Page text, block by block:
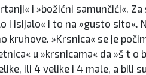
i »božićni samunčići«.
i isijalo« i to na »gusto sito«.
kruhove. »Krsnica« se je
u »krsnicama« da »š t
ili 4 velike i 4 male, a bili